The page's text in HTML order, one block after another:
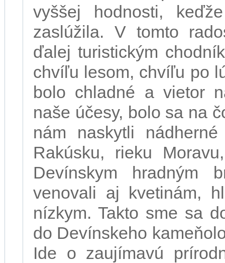
vyššej hodnosti,
zaslúžila. V tomto
ďalej turistickým
chvíľu lesom, chvíľu po
bolo chladné a vietor
naše účesy, bolo sa na
nám naskytli
Rakúsku, rieku
Devínskym hradným
venovali aj kvetinám,
nízkym. Takto sme sa
do Devínskeho
Ide o zaujímavú